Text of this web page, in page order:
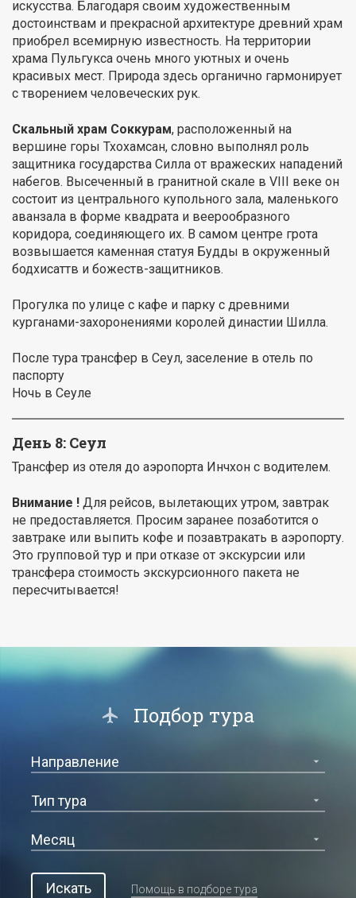
искусства. Благодаря своим художественным
достоинствам и прекрасной архитектуре древний храм
приобрел всемирную известность. На территории
храма Пульгукса очень много уютных и очень
красивых мест. Природа здесь органично гармонирует
с творением человеческих рук.
Скальный храм Соккурам, расположенный на
вершине горы Тхохамсан, словно выполнял роль
защитника государства Силла от вражеских нападений
набегов. Высеченный в гранитной скале в VIII веке он
состоит из центрального купольного зала, маленького
аванзала в форме квадрата и веерообразного
коридора, соединяющего их. В самом центре грота
возвышается каменная статуя Будды в окруженный
бодхисаттв и божеств-защитников.
Прогулка по улице с кафе и парку с древними
курганами-захоронениями королей династии Шилла.
После тура трансфер в Сеул, заселение в отель по
паспорту
Ночь в Сеуле
День 8: Сеул
Трансфер из отеля до аэропорта Инчхон с водителем.
Внимание ! Для рейсов, вылетающих утром, завтрак
не предоставляется. Просим заранее позаботится о
завтраке или выпить кофе и позавтракать в аэропорту.
Это групповой тур и при отказе от экскурсии или
трансфера стоимость экскурсионного пакета не
пересчитывается!
Подбор тура
Искать Помощь в подборе тура